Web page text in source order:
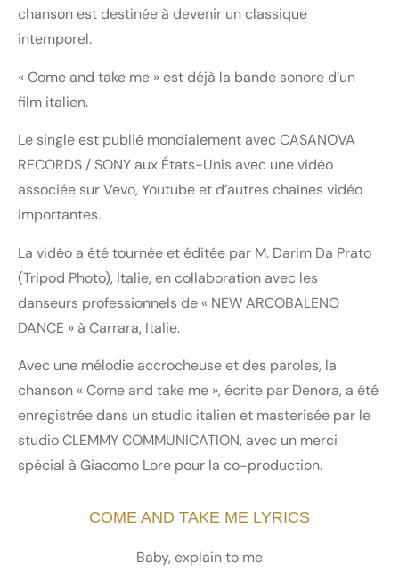
chanson est destinée à devenir un classique
intemporel.
« Come and take me » est déjà la bande sonore d’un
film italien.
Le single est publié mondialement avec CASANOVA
RECORDS / SONY aux États-Unis avec une vidéo
associée sur Vevo, Youtube et d’autres chaînes vidéo
importantes.
La vidéo a été tournée et éditée par M. Darim Da Prato
(Tripod Photo), Italie, en collaboration avec les
danseurs professionnels de « NEW ARCOBALENO
DANCE » à Carrara, Italie.
Avec une mélodie accrocheuse et des paroles, la
chanson « Come and take me », écrite par Denora, a été
enregistrée dans un studio italien et masterisée par le
studio CLEMMY COMMUNICATION, avec un merci
spécial à Giacomo Lore pour la co-production.
COME AND TAKE ME LYRICS
Baby, explain to me